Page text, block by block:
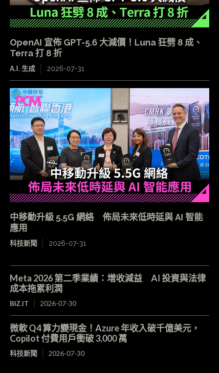
OpenAI 宣佈 GPT-5.6 大減價！Luna 狂劈 8 成、
Terra 打 8 折
A.I. 生成 2026-07-31
中移動升級 5.5G 網絡 佈局未來低時延與 AI 智能
應用
科技新聞 2026-07-31
Meta 2026 第二季業績：增收減益 AI 投資與法律
成本拖累利潤
BIZ.IT 2026-07-30
微軟 Q4 算力變現金！Azure 年收入破千億美元，
Copilot 付費用戶衝破 3,000 萬
科技新聞 2026-07-30